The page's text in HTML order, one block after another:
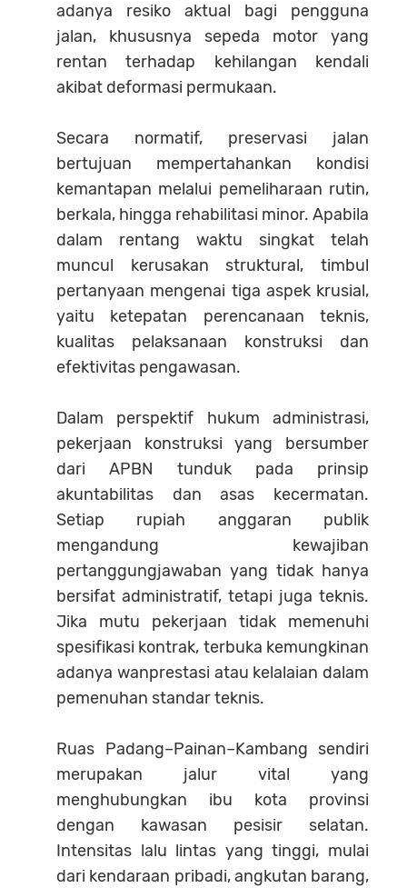
adanya resiko aktual bagi pengguna
jalan, khususnya sepeda motor yang
rentan terhadap kehilangan kendali
akibat deformasi permukaan.
Secara normatif, preservasi jalan
bertujuan mempertahankan kondisi
kemantapan melalui pemeliharaan rutin,
berkala, hingga rehabilitasi minor. Apabila
dalam rentang waktu singkat telah
muncul kerusakan struktural, timbul
pertanyaan mengenai tiga aspek krusial,
yaitu ketepatan perencanaan teknis,
kualitas pelaksanaan konstruksi dan
efektivitas pengawasan.
Dalam perspektif hukum administrasi,
pekerjaan konstruksi yang bersumber
dari APBN tunduk pada prinsip
akuntabilitas dan asas kecermatan.
Setiap rupiah anggaran publik
mengandung kewajiban
pertanggungjawaban yang tidak hanya
bersifat administratif, tetapi juga teknis.
Jika mutu pekerjaan tidak memenuhi
spesifikasi kontrak, terbuka kemungkinan
adanya wanprestasi atau kelalaian dalam
pemenuhan standar teknis.
Ruas Padang–Painan–Kambang sendiri
merupakan jalur vital yang
menghubungkan ibu kota provinsi
dengan kawasan pesisir selatan.
Intensitas lalu lintas yang tinggi, mulai
dari kendaraan pribadi, angkutan barang,